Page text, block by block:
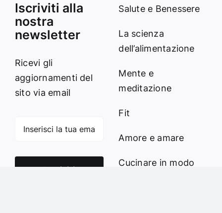
Iscriviti alla
nostra
newsletter
Ricevi gli
aggiornamenti del
sito via email
Iscriviti
Salute e Benessere
La scienza
dell’alimentazione
Mente e
meditazione
Fit
Amore e amare
Cucinare in modo